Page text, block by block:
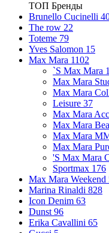
ТОП Бренды
Brunello Cucinelli
The row 22
Toteme 79
Yves Salomon 15
Max Mara 1102
`S Max Mara
Max Mara
Max Mara
Leisure 37
Max Mara
Max Mara
Max Mara
Max Mara
'S Max Mara
Sportmax 176
Max Mara Weekend
Marina Rinaldi 828
Icon Denim 63
Dunst 96
Erika Cavallini 65